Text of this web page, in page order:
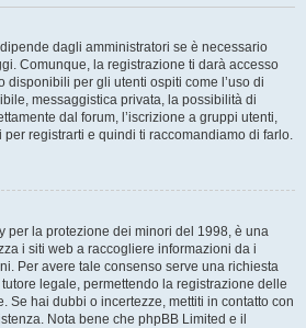
dagli amministratori se è necessario
Comunque, la registrazione ti darà accesso
disponibili per gli utenti ospiti come l’uso di
messaggistica privata, la possibilità di
dal forum, l’iscrizione a gruppi utenti,
registrarti e quindi ti raccomandiamo di farlo.
per la protezione dei minori del 1998, è una
i siti web a raccogliere informazioni da i
Per avere tale consenso serve una richiesta
legale, permettendo la registrazione delle
Se hai dubbi o incertezze, mettiti in contatto con
Nota bene che phpBB Limited e il